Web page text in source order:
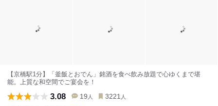
【京橋駅1分】「釜飯とおでん」銘酒を食べ飲み放題で心ゆくまで堪
能。上質な和空間でご宴会を！
3.08 19 人 3221 人